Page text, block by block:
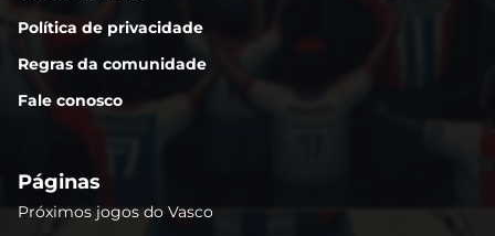
Política de privacidade
Regras da comunidade
Fale conosco
Páginas
Próximos jogos do Vasco